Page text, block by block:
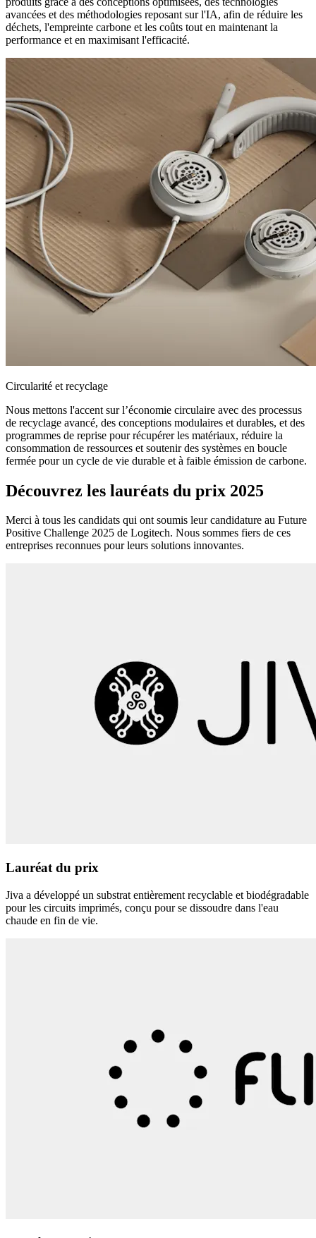
avancées et des méthodologies reposant sur l'IA, afin de réduire les
déchets, l'empreinte carbone et les coûts tout en maintenant la
performance et en maximisant l'efficacité.
Circularité et recyclage
Nous mettons l'accent sur l’économie circulaire avec des processus
de recyclage avancé, des conceptions modulaires et durables, et des
programmes de reprise pour récupérer les matériaux, réduire la
consommation de ressources et soutenir des systèmes en boucle
fermée pour un cycle de vie durable et à faible émission de carbone.
Découvrez les lauréats du prix 2025
Merci à tous les candidats qui ont soumis leur candidature au Future
Positive Challenge 2025 de Logitech. Nous sommes fiers de ces
entreprises reconnues pour leurs solutions innovantes.
Lauréat du prix
Jiva a développé un substrat entièrement recyclable et biodégradable
pour les circuits imprimés, conçu pour se dissoudre dans l'eau
chaude en fin de vie.